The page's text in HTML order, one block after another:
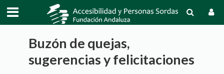
Buzón de quejas,
sugerencias y felicitaciones